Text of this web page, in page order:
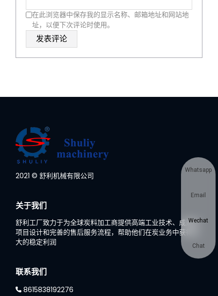
在此浏览器中保存我的显示名称、邮箱地址和网站地
址，以便下次评论时使用。
2021 © 舒利机械有限公司
关于我们
舒利工厂致力于为全球炭料加工商提供高端工业技术、成熟的
项目设计和完善的售后服务流程，帮助他们在炭业务中获得巨
大的稳定利润
联系我们
8615838192276
Whatsapp
Email
Wechat
Chat